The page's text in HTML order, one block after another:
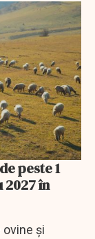
peste 1
2027 în
şi